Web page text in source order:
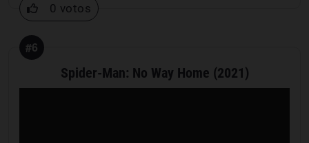
0 votos
#6
Spider-Man: No Way Home (2021)